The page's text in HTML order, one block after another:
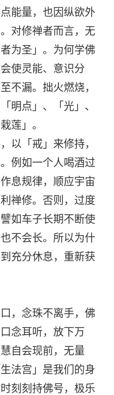
能量，也因纵欲外
对修禅者而言，无
为圣」。为何学佛
使灵能、意识分
不漏。拙火燃烧，
明点」、「光」、
莲」。
以「戒」来修持，
例如一个人喝酒过
息规律，顺应宇宙
禅修。否则，过度
如车子长期不断使
不会长。所以为什
充分休息，重新获
，念珠不离手，佛
念耳听，放下万
自会现前，无量
法宫」是我们的身
刻刻持佛号，极乐